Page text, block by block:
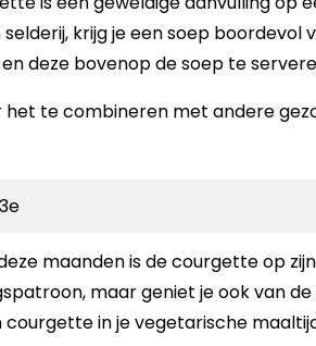
krijg je een soep boordevol
deze bovenop de soep te
te combineren met andere
maanden is de courgette op
maar geniet je ook van
in je vegetarische